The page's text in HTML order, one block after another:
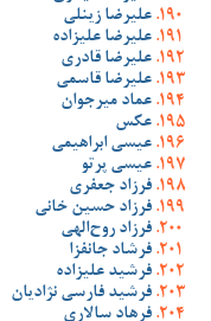
علیرضا زینلی
علیرضا علیزاده
علیرضا قادری
علیرضا قاسمی
عماد میرجوان
عکس
عیسی ابراهیمی
عیسی پرتو
فرزاد جعفری
فرزاد حسین خانی
فرزاد روح‌الهی
فرشاد جانفزا
فرشید علیزاده
فرشید فارسی نژادیان
فرهاد سالاری